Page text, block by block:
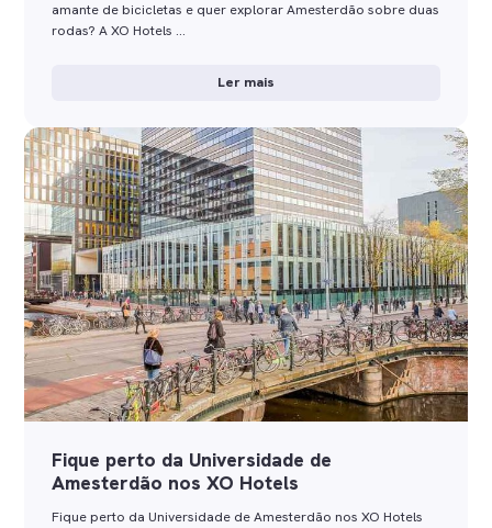
amante de bicicletas e quer explorar Amesterdão sobre duas
rodas? A XO Hotels …
Ler mais
Fique perto da Universidade de
Amesterdão nos XO Hotels
Fique perto da Universidade de Amesterdão nos XO Hotels